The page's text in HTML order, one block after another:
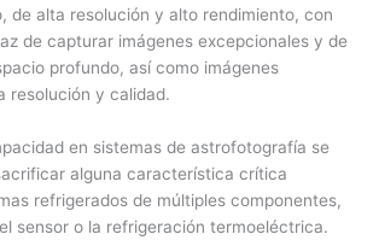
de alta resolución y alto rendimiento, con
de capturar imágenes excepcionales y de
profundo, así como imágenes
resolución y calidad.
en sistemas de astrofotografía se
alguna característica crítica
refrigerados de múltiples componentes,
sensor o la refrigeración termoeléctrica.